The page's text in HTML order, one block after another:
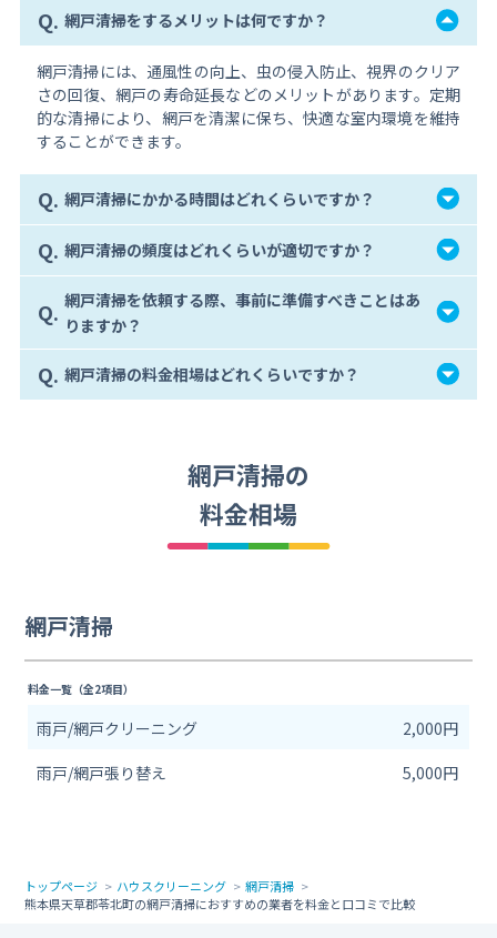
Q. 網戸清掃をするメリットは何ですか？
網戸清掃には、通風性の向上、虫の侵入防止、視界のクリア
さの回復、網戸の寿命延長などのメリットがあります。定期
的な清掃により、網戸を清潔に保ち、快適な室内環境を維持
することができます。
Q. 網戸清掃にかかる時間はどれくらいですか？
Q. 網戸清掃の頻度はどれくらいが適切ですか？
Q. 網戸清掃を依頼する際、事前に準備すべきことはあ
りますか？
Q. 網戸清掃の料金相場はどれくらいですか？
網戸清掃の
料金相場
網戸清掃
料金一覧（全2項目）
雨戸/網戸クリーニング
2,000円
雨戸/網戸張り替え
5,000円
トップページ ハウスクリーニング
網戸清掃
熊本県天草郡苓北町の網戸清掃におすすめの業者を料金と口コミで比較